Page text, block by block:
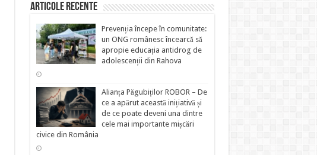
Articole recente
Prevenția începe în comunitate:
un ONG românesc încearcă să
apropie educația antidrog de
adolescenții din Rahova
Alianța Păgubiților ROBOR – De
ce a apărut această inițiativă și
de ce poate deveni una dintre
cele mai importante mișcări
civice din România